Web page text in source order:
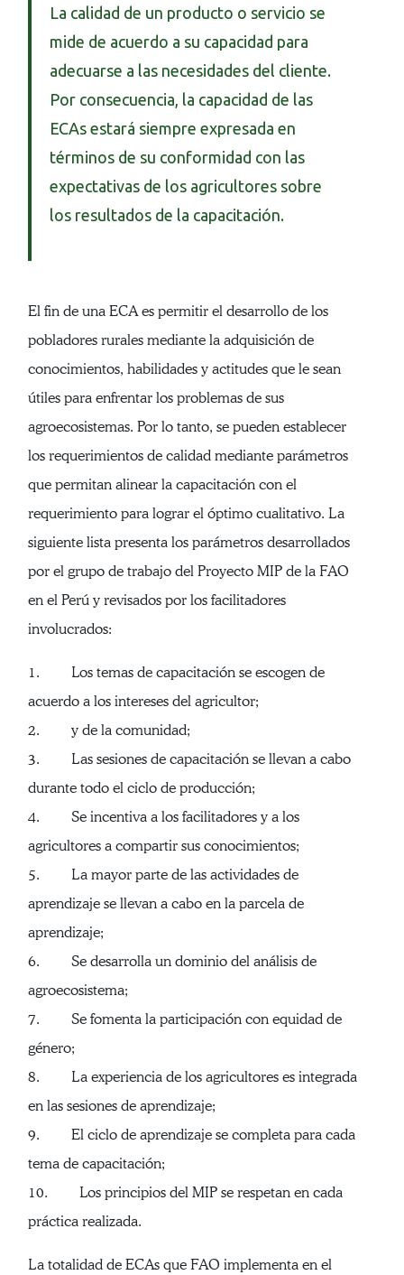
La calidad de un producto o servicio se
mide de acuerdo a su capacidad para
adecuarse a las necesidades del cliente.
Por consecuencia, la capacidad de las
ECAs estará siempre expresada en
términos de su conformidad con las
expectativas de los agricultores sobre
los resultados de la capacitación.
El fin de una ECA es permitir el desarrollo de los
pobladores rurales mediante la adquisición de
conocimientos, habilidades y actitudes que le sean
útiles para enfrentar los problemas de sus
agroecosistemas. Por lo tanto, se pueden establecer
los requerimientos de calidad mediante parámetros
que permitan alinear la capacitación con el
requerimiento para lograr el óptimo cualitativo. La
siguiente lista presenta los parámetros desarrollados
por el grupo de trabajo del Proyecto MIP de la FAO
en el Perú y revisados por los facilitadores
involucrados:
1. Los temas de capacitación se escogen de
acuerdo a los intereses del agricultor;
2. y de la comunidad;
3. Las sesiones de capacitación se llevan a cabo
durante todo el ciclo de producción;
4. Se incentiva a los facilitadores y a los
agricultores a compartir sus conocimientos;
5. La mayor parte de las actividades de
aprendizaje se llevan a cabo en la parcela de
aprendizaje;
6. Se desarrolla un dominio del análisis de
agroecosistema;
7. Se fomenta la participación con equidad de
género;
8. La experiencia de los agricultores es integrada
en las sesiones de aprendizaje;
9. El ciclo de aprendizaje se completa para cada
tema de capacitación;
10. Los principios del MIP se respetan en cada
práctica realizada.
La totalidad de ECAs que FAO implementa en el